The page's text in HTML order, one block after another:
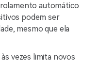
automático.
podem ser
mesmo que ela
vezes limita novos